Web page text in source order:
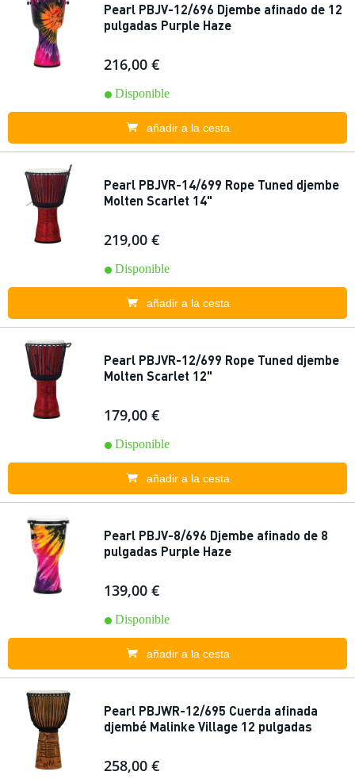
Pearl PBJV-12/696 Djembe afinado de 12
pulgadas Purple Haze
216,00 €
Disponible
añadir a la cesta
Pearl PBJVR-14/699 Rope Tuned djembe
Molten Scarlet 14"
219,00 €
Disponible
añadir a la cesta
Pearl PBJVR-12/699 Rope Tuned djembe
Molten Scarlet 12"
179,00 €
Disponible
añadir a la cesta
Pearl PBJV-8/696 Djembe afinado de 8
pulgadas Purple Haze
139,00 €
Disponible
añadir a la cesta
Pearl PBJWR-12/695 Cuerda afinada
djembé Malinke Village 12 pulgadas
258,00 €